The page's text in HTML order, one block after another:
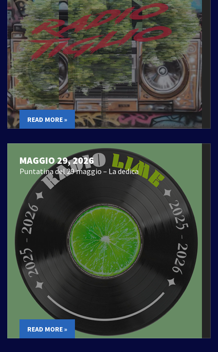
READ MORE »
MAGGIO 29, 2026
Puntatina del 29 maggio – La dedica
READ MORE »